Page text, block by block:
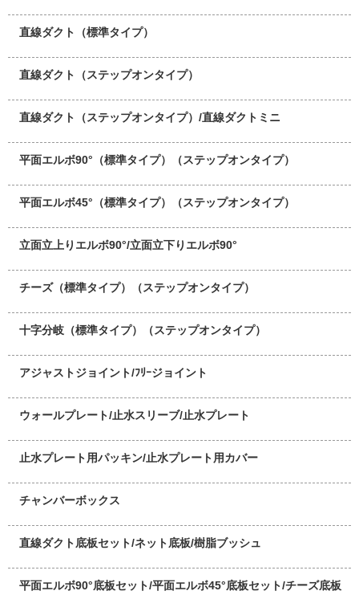
直線ダクト（標準タイプ）
直線ダクト（ステップオンタイプ）
直線ダクト（ステップオンタイプ）/直線ダクトミニ
平面エルボ90°（標準タイプ）（ステップオンタイプ）
平面エルボ45°（標準タイプ）（ステップオンタイプ）
立面立上りエルボ90°/立面立下りエルボ90°
チーズ（標準タイプ）（ステップオンタイプ）
十字分岐（標準タイプ）（ステップオンタイプ）
アジャストジョイント/ﾌﾘｰジョイント
ウォールプレート/止水スリーブ/止水プレート
止水プレート用パッキン/止水プレート用カバー
チャンバーボックス
直線ダクト底板セット/ネット底板/樹脂ブッシュ
平面エルボ90°底板セット/平面エルボ45°底板セット/チーズ底板